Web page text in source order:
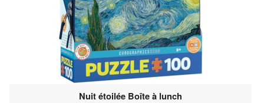
Nuit étoilée Boîte à lunch